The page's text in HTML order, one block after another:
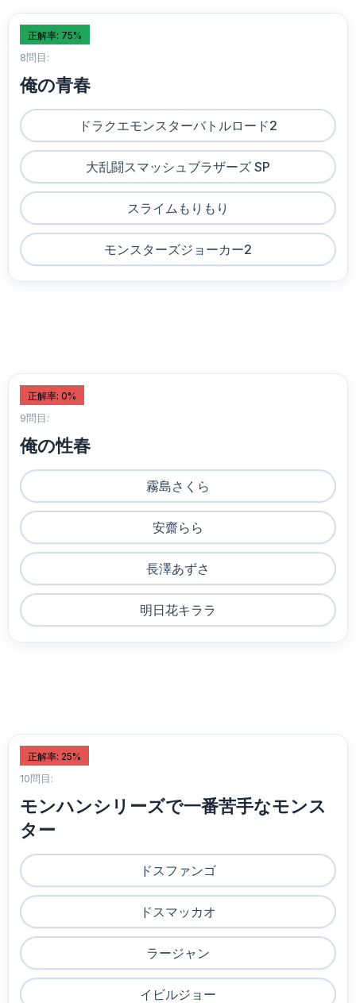
正解率: 75%
8問目:
俺の青春
ドラクエモンスターバトルロード2
大乱闘スマッシュブラザーズ SP
スライムもりもり
モンスターズジョーカー2
正解率: 0%
9問目:
俺の性春
霧島さくら
安齋らら
長澤あずさ
明日花キララ
正解率: 25%
10問目:
モンハンシリーズで一番苦手なモンス
ター
ドスファンゴ
ドスマッカオ
ラージャン
イビルジョー